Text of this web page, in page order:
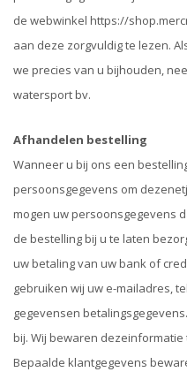
de webwinkel https://
aan deze zorgvuldig te lezen.
we precies van u bijhouden,
watersport bv.
Afhandelen bestelling
Wanneer u bij ons een
persoonsgegevens om
mogen uw persoonsgegevens
de bestelling bij u te laten
uw betaling van uw bank of
gebruiken wij uw e-mailadres,
gegevensen
bij. Wij bewaren
Bepaalde klantgegevens